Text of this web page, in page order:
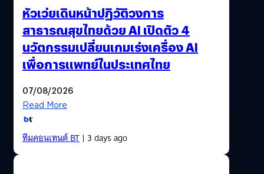
หัวเว่ยเดินหน้าปฏิวัติวงการ
สาธารณสุขไทยด้วย AI เปิดตัว 4
นวัตกรรมเปลี่ยนเกมเร่งเครื่อง AI
เพื่อการแพทย์ในประเทศไทย
07/08/2026
Read More
ทีมคอนเทนต์ BT| 3 days ago